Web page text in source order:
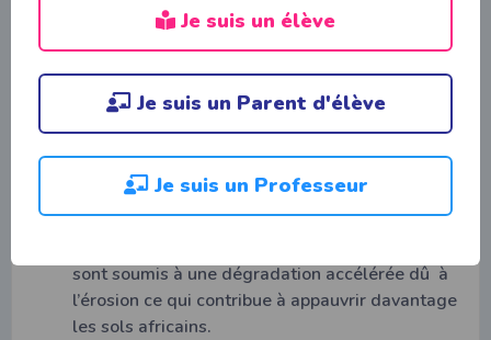
A. Les problÃ¨mes de dÃ©veloppement de
lâ€™agriculture africaine
Plusieurs problèmes handicapent le développement de
l’agriculture africaine. Ces problèmes sont entre autres :
climatiques sont légions en Afrique,
sécheresses, inondations, irrégularité des pluies
etc.
sont soumis à une dégradation accélérée dû à
l’érosion ce qui contribue à appauvrir davantage
les sols africains.
Je suis un élève
Je suis un Parent d'élève
Je suis un Professeur